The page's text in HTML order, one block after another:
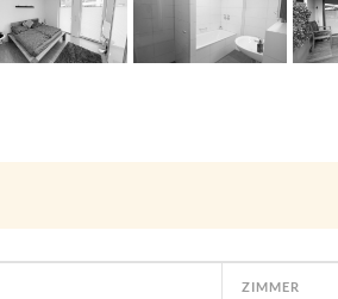
ZIMMER